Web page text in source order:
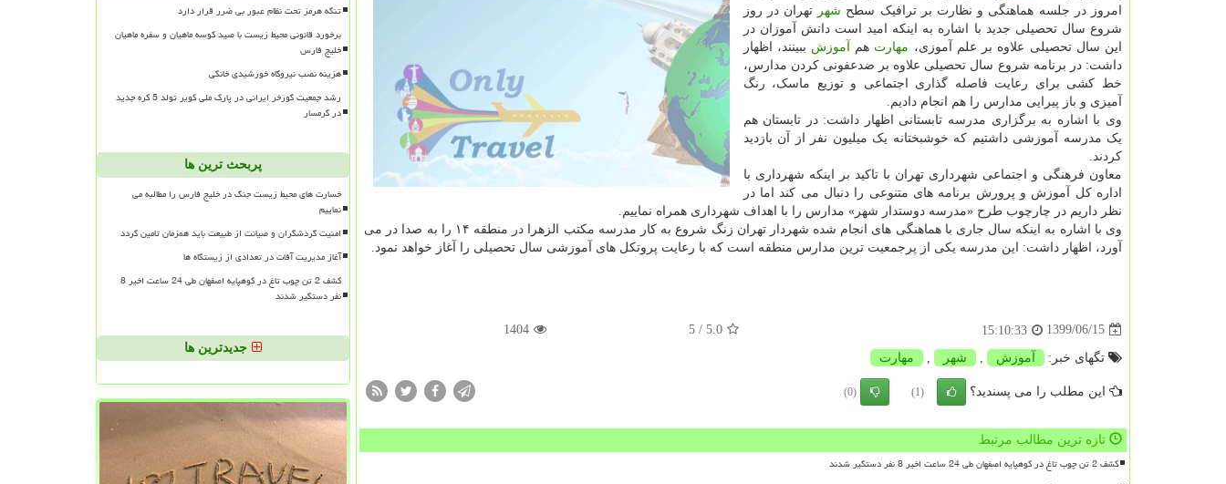
امروز در جلسه هماهنگی و نظارت بر ترافیک سطح شهر تهران در روز
شروع سال تحصیلی جدید با اشاره به اینکه امید است دانش آموزان در
این سال تحصیلی علاوه بر علم آموزی، مهارت هم آموزش ببینند، اظهار
داشت: در برنامه شروع سال تحصیلی علاوه بر ضدعفونی کردن مدارس،
خط کشی برای رعایت فاصله گذاری اجتماعی و توزیع ماسک، رنگ
آمیزی و باز پیرایی مدارس را هم انجام دادیم.
وی با اشاره به برگزاری مدرسه تابستانی اظهار داشت: در تابستان هم
یک مدرسه آموزشی داشتیم که خوشبختانه یک میلیون نفر از آن بازدید
کردند.
معاون فرهنگی و اجتماعی شهرداری تهران با تاکید بر اینکه شهرداری با
اداره کل آموزش و پرورش برنامه های متنوعی را دنبال می کند اما در
نظر داریم در چارچوب طرح «مدرسه دوستدار شهر» مدارس را با اهداف شهرداری همراه نماییم.
وی با اشاره به اینکه سال جاری با هماهنگی های انجام شده شهردار تهران زنگ شروع به کار مدرسه مکتب الزهرا در منطقه ۱۴ را به صدا در می
آورد، اظهار داشت: این مدرسه یکی از پرجمعیت ترین مدارس منطقه است که با رعایت پروتکل های آموزشی سال تحصیلی را آغاز خواهد نمود.
1399/06/15
15:10:33
5.0
/ 5
1404
تگهای خبر: آموزش شهر مهارت
این مطلب را می پسندید؟ (1)
(0)
تازه ترین مطالب مرتبط
کشف 2 تن چوب تاغ در کوهپایه اصفهان طی 24 ساعت اخیر 8 نفر دستگیر شدند
تنگه هرمز تحت نظام عبور بی ضرر قرار دارد
برخورد قانونی محیط زیست با صید کوسه ماهیان و سفره ماهیان
خلیج فارس
هزینه نصب نیروگاه خورشیدی خانگی
رشد جمعیت گورخر ایرانی در پارک ملی کویر تولد 5 کره جدید
در گرمسار
پربحث ترین ها
خسارت های محیط زیست جنگ در خلیج فارس را مطالبه می
نماییم
امنیت گردشگران و صیانت از طبیعت باید همزمان تامین گردد
آغاز مدیریت آفات در تعدادی از زیستگاه ها
کشف 2 تن چوب تاغ در کوهپایه اصفهان طی 24 ساعت اخیر 8
نفر دستگیر شدند
جدیدترین ها